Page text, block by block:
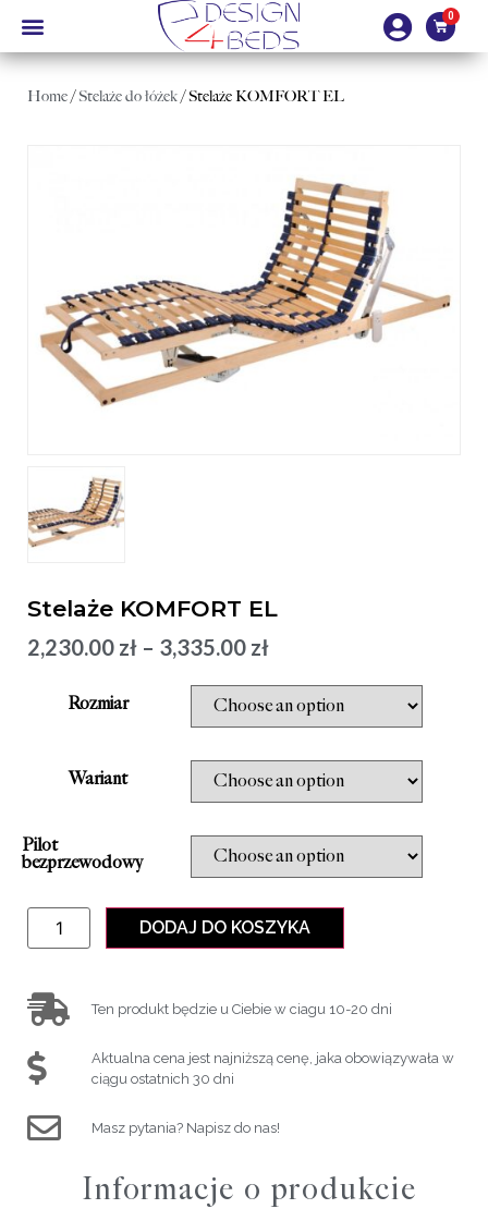
Home/Stelaże do łóżek/ Stelaże KOMFORT EL
Stelaże KOMFORT EL
2,230.00 zł – 3,335.00 zł
Rozmiar
Wariant
Pilot
bezprzewodowy
DODAJ DO KOSZYKA
Ten produkt będzie u Ciebie w ciagu 10-20 dni
Aktualna cena jest najniższą cenę, jaka obowiązywała w
ciągu ostatnich 30 dni
Masz pytania? Napisz do nas!
Informacje o produkcie